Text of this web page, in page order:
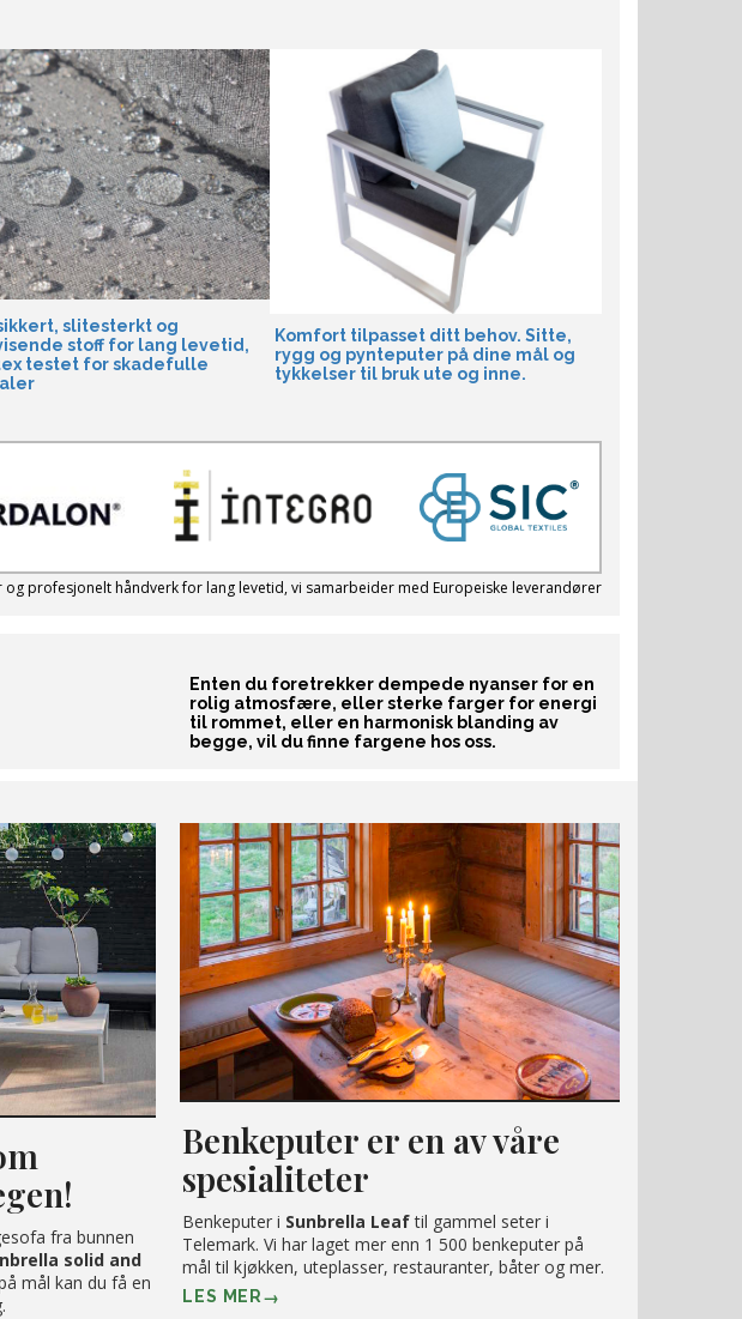
slitesterkt og
stoff for lang levetid,
testet for skadefulle
Komfort tilpasset ditt behov. Sitte,
rygg og pynteputer på dine mål og
tykkelser til bruk ute og inne.
og profesjonelt håndverk for lang levetid, vi samarbeider med Europeiske leverandører
Enten du foretrekker dempede nyanser for en
rolig atmosfære, eller sterke farger for energi
til rommet, eller en harmonisk blanding av
begge, vil du finne fargene hos oss.
fra bunnen
solid and
mål kan du få en
Benkeputer er en av våre
spesialiteter
Benkeputer i Sunbrella Leaftil gammel seter i
Telemark. Vi har laget mer enn 1 500 benkeputer på
mål til kjøkken, uteplasser, restauranter, båter og mer.
LES MER